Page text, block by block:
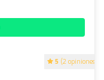
5 (2 opiniones)